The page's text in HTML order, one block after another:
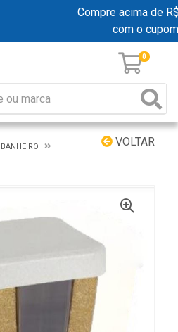
Compre acima de
com o cupom
0
VOLTAR
BANHEIRO